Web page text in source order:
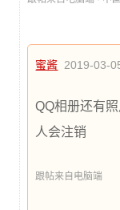
蜜酱 2019-03-
QQ相册还有
人会注销
跟帖来自电脑端